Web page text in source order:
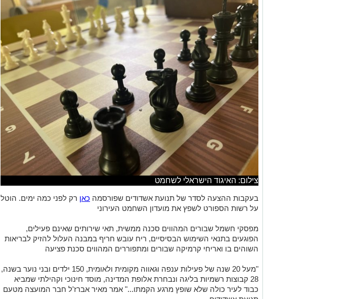
צילום: האיגוד הישראלי לשחמט
בעקבות ההצעה לסדר של תנועת אשדודים שפורסמה כאן רק לפני כמה ימים. הוטל
על רשות הספורט לשפץ את מועדון השחמט העירוני
מפסקי חשמל שבורים המהווים סכנה ממשית, תאי שירותים שאינם פעילים,
הפוגעים בתנאי השימוש הבסיסיים, ריח עובש חריף במבנה העלול להזיק לבריאות
השוהים בו ואריחי קרמיקה שבורים ומתפוררים המהווים סכנת פציעה
"מעל 20 שנה של פעילות ענפה וגאווה מקומית ולאומית, 150 ילדים ובני נוער בשנה,
28 קבוצות רשמיות בליגה ונבחרת אלופת המדינה, מוסד חינוכי וקהילתי שמביא
כבוד לעיר כולה שלא שופץ מרגע הקמתו..." אמר מאיר אברז'ל חבר המועצה מטעם